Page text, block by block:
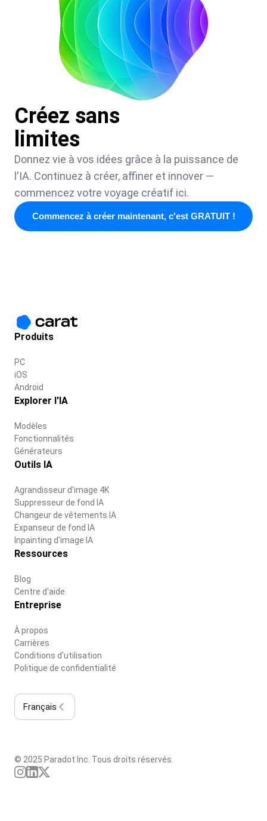
Créez sans
limites
Donnez vie à vos idées grâce à la puissance de
l'IA. Continuez à créer, affiner et innover —
commencez votre voyage créatif ici.
Commencez à créer maintenant, c'est GRATUIT !
Produits
PC
iOS
Android
Explorer l'IA
Modèles
Fonctionnalités
Générateurs
Outils IA
Agrandisseur d'image 4K
Suppresseur de fond IA
Changeur de vêtements IA
Expanseur de fond IA
Inpainting d'image IA
Ressources
Blog
Centre d'aide
Entreprise
À propos
Carrières
Conditions d'utilisation
Politique de confidentialité
Français
© 2025 Paradot Inc. Tous droits réservés.